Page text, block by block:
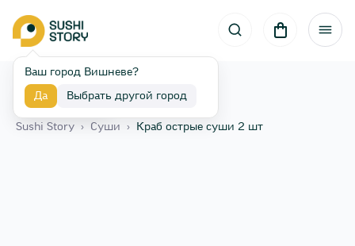
Ваш город Вишневе?
Да Выбрать другой город
Назад
Sushi Story › Суши › Краб острые суши 2 шт